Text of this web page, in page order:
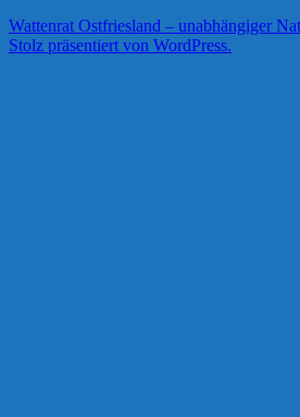
Wattenrat Ostfriesland – unabhängiger
Stolz präsentiert von WordPress.